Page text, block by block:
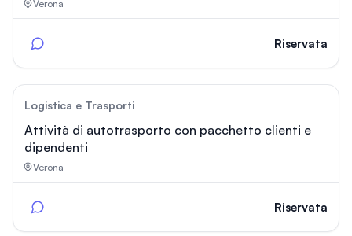
Verona
Riservata
Logistica e Trasporti
Attività di autotrasporto con pacchetto clienti e
dipendenti
Verona
Riservata